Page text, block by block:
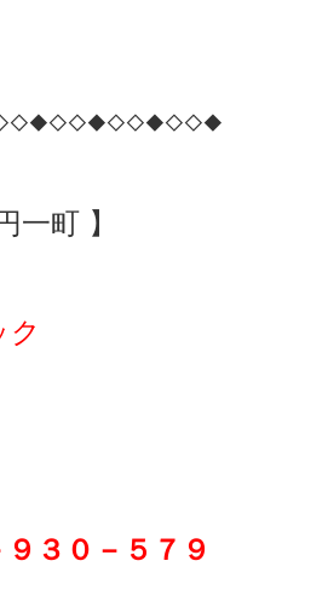
町 】
３０－５７９